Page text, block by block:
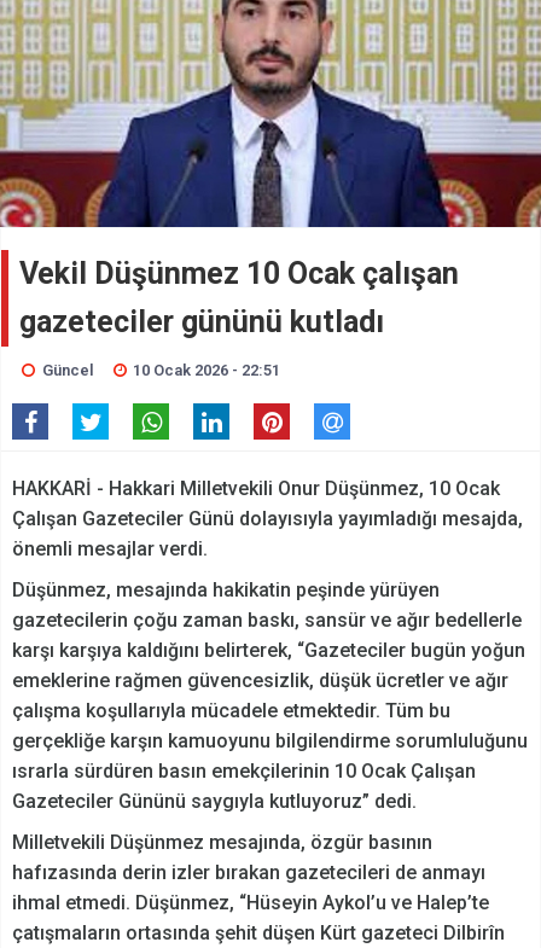
Vekil Düşünmez 10 Ocak çalışan
gazeteciler gününü kutladı
Güncel 10 Ocak 2026 - 22:51
HAKKARİ - Hakkari Milletvekili Onur Düşünmez, 10 Ocak
Çalışan Gazeteciler Günü dolayısıyla yayımladığı mesajda,
önemli mesajlar verdi.
Düşünmez, mesajında hakikatin peşinde yürüyen
gazetecilerin çoğu zaman baskı, sansür ve ağır bedellerle
karşı karşıya kaldığını belirterek, “Gazeteciler bugün yoğun
emeklerine rağmen güvencesizlik, düşük ücretler ve ağır
çalışma koşullarıyla mücadele etmektedir. Tüm bu
gerçekliğe karşın kamuoyunu bilgilendirme sorumluluğunu
ısrarla sürdüren basın emekçilerinin 10 Ocak Çalışan
Gazeteciler Gününü saygıyla kutluyoruz” dedi.
Milletvekili Düşünmez mesajında, özgür basının
hafızasında derin izler bırakan gazetecileri de anmayı
ihmal etmedi. Düşünmez, “Hüseyin Aykol’u ve Halep’te
çatışmaların ortasında şehit düşen Kürt gazeteci Dilbirîn